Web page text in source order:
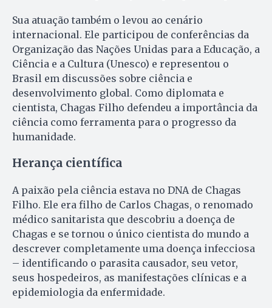
Sua atuação também o levou ao cenário
internacional. Ele participou de conferências da
Organização das Nações Unidas para a Educação, a
Ciência e a Cultura (Unesco) e representou o
Brasil em discussões sobre ciência e
desenvolvimento global. Como diplomata e
cientista, Chagas Filho defendeu a importância da
ciência como ferramenta para o progresso da
humanidade.
Herança científica
A paixão pela ciência estava no DNA de Chagas
Filho. Ele era filho de Carlos Chagas, o renomado
médico sanitarista que descobriu a doença de
Chagas e se tornou o único cientista do mundo a
descrever completamente uma doença infecciosa
– identificando o parasita causador, seu vetor,
seus hospedeiros, as manifestações clínicas e a
epidemiologia da enfermidade.